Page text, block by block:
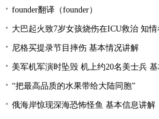
founder翻译（founder）
大巴起火致7岁女孩烧伤在ICU救治 知情者
尼格买提录节目摔伤 基本情况讲解
美军机军演时坠毁 机上约20名美士兵
“把最高品质的水果带给大陆同胞”
俄海岸惊现深海恐怖怪鱼 基本信息讲解